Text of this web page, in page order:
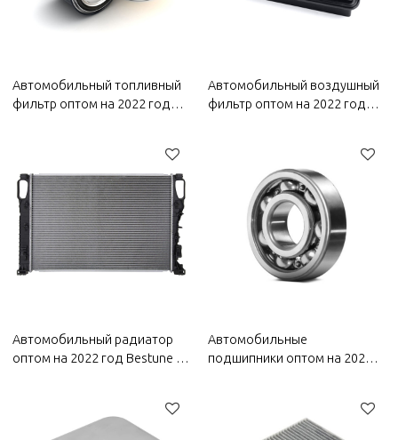
Автомобильный топливный
фильтр оптом на 2022 год
топливную экономичность |
Автозапчасти для Bestune
Автомобильный воздушный
фильтр оптом на 2022 год
Автозапчасти для Bestune
Автомобильный радиатор
оптом на 2022 год Bestune |
устойчивость к коррозии |
Автозапчасти для Bestune
Автомобильные
подшипники оптом на 2022
Автозапчасти для Bestune